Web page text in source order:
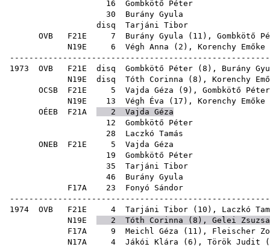
16
Gombkötő Péter
30
Burány Gyula
disq
Tarjáni Tibor
OVB F21E 7 Burány Gyula ( 11 ), Gombkötő
N19E 6 Végh Anna ( 2 ), Korenchy Emőke
1973 OVB F21E disq Gombkötő Péter ( 8 ), Burány
N19E disq Tóth Corinna ( 8 ), Korenchy
OCSB F21E 5 Vajda Géza ( 9 ), Gombkötő Péter
N19E 13 Végh Éva ( 17 ), Korenchy Emőke
OÉEB F21A 2
Vajda Géza
12
Gombkötő Péter
28
Laczkó Tamás
ONEB F21E 5
Vajda Géza
19
Gombkötő Péter
35
Tarjáni Tibor
46
Burány Gyula
F17A 23
Fonyó Sándor
1974 OVB F21E 4 Tarjáni Tibor ( 10 ), Laczkó
N19E
2 Tóth Corinna ( 8 ), Gelei Zsuzsa
F17A 9 Meichl Géza ( 11 ), Fleischer
N17A 4 Jákói Klára ( 6 ), Török Judit (